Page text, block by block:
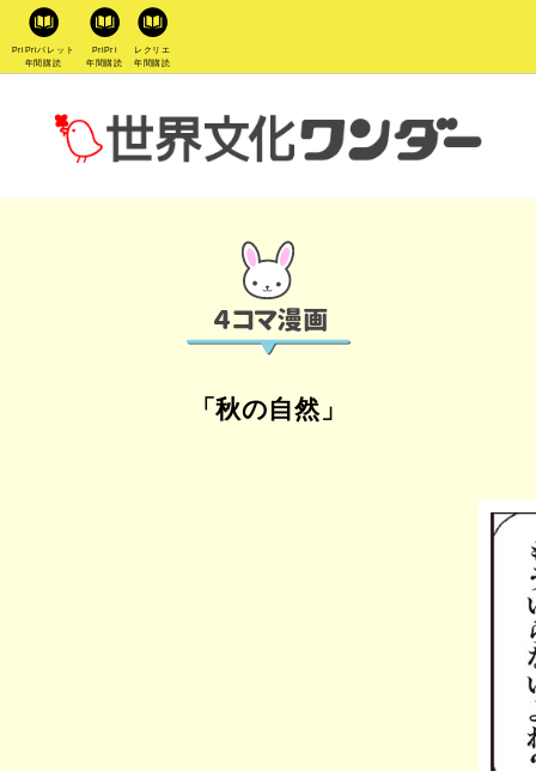
PriPriパレット
年間購読
PriPri
年間購読
レクリエ
年間購読
「秋の自然」